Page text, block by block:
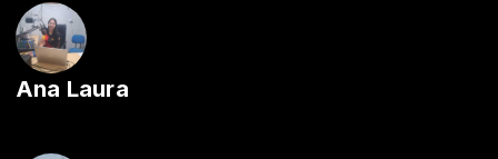
Ana Laura